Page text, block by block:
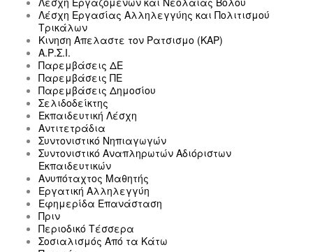
Λέσχη Εργασίας Αλληλεγγύης και Πολιτισμού
Τρικάλων
Κινηση Απελαστε τον Ρατσισμο (ΚΑΡ)
Α.Ρ.Σ.Ι.
Παρεμβάσεις ΔΕ
Παρεμβάσεις ΠΕ
Παρεμβάσεις Δημοσίου
Σελιδοδείκτης
Εκπαιδευτική Λέσχη
Αντιτετράδια
Συντονιστικό Νηπιαγωγών
Συντονιστικό Αναπληρωτών Αδιόριστων
Εκπαιδευτικών
Ανυπόταχτος Μαθητής
Εργατική Αλληλεγγύη
Εφημερίδα Επανάσταση
Πριν
Περιοδικό Τέσσερα
Σοσιαλισμός Από τα Κάτω